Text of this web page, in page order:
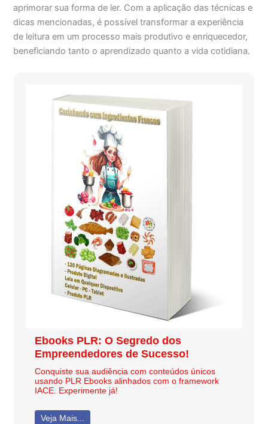
aprimorar sua forma de ler. Com a aplicação das técnicas e
dicas mencionadas, é possível transformar a experiência
de leitura em um processo mais produtivo e enriquecedor,
beneficiando tanto o aprendizado quanto a vida cotidiana.
Ebooks PLR: O Segredo dos
Empreendedores de Sucesso!
Conquiste sua audiência com conteúdos únicos
usando PLR Ebooks alinhados com o framework
IACE. Experimente já!
Veja Mais...